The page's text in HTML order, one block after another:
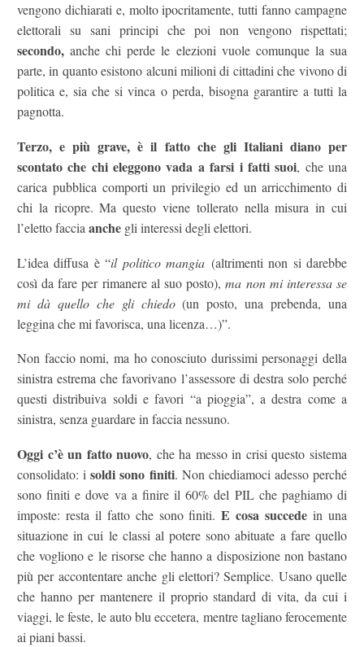
vengono dichiarati e, molto ipocritamente, tutti fanno campagne
elettorali su sani principi che poi non vengono rispettati;
secondo, anche chi perde le elezioni vuole comunque la sua
parte, in quanto esistono alcuni milioni di cittadini che vivono di
politica e, sia che si vinca o perda, bisogna garantire a tutti la
pagnotta.
Terzo, e più grave, è il fatto che gli Italiani diano per
scontato che chi eleggono vada a farsi i fatti suoi, che una
carica pubblica comporti un privilegio ed un arricchimento di
chi la ricopre. Ma questo viene tollerato nella misura in cui
l’eletto faccia anche gli interessi degli elettori.
L’idea diffusa è “il politico mangia (altrimenti non si darebbe
così da fare per rimanere al suo posto),ma non mi interessa se
mi dà quello che gli chiedo(un posto, una prebenda, una
leggina che mi favorisca, una licenza…)”.
Non faccio nomi, ma ho conosciuto durissimi personaggi della
sinistra estrema che favorivano l’assessore di destra solo perché
questi distribuiva soldi e favori “a pioggia”, a destra come a
sinistra, senza guardare in faccia nessuno.
Oggi c’è un fatto nuovo, che ha messo in crisi questo sistema
consolidato: isoldi sono finiti. Non chiediamoci adesso perché
sono finiti e dove va a finire il 60% del PIL che paghiamo di
imposte: resta il fatto che sono finiti.E cosa succede in una
situazione in cui le classi al potere sono abituate a fare quello
che vogliono e le risorse che hanno a disposizione non bastano
più per accontentare anche gli elettori? Semplice. Usano quelle
che hanno per mantenere il proprio standard di vita, da cui i
viaggi, le feste, le auto blu eccetera, mentre tagliano ferocemente
ai piani bassi.